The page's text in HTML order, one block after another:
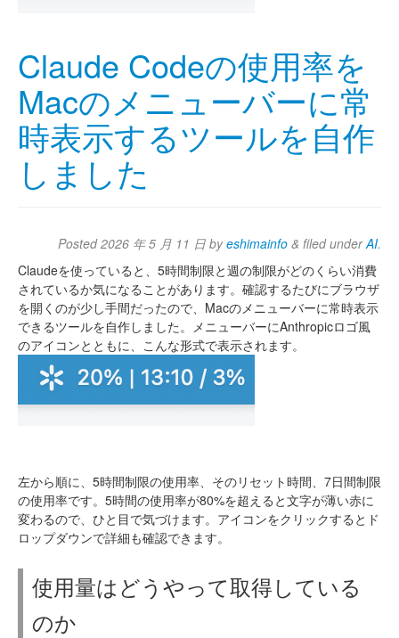
Claude Codeの使用率を
Macのメニューバーに常
時表示するツールを自作
しました
Posted2026 年 5 月 11 日 byeshimainfo & filed underAI.
Claudeを使っていると、5時間制限と週の制限がどのくらい消費
されているか気になることがあります。確認するたびにブラウザ
を開くのが少し手間だったので、Macのメニューバーに常時表示
できるツールを自作しました。メニューバーにAnthropicロゴ風
のアイコンとともに、こんな形式で表示されます。
左から順に、5時間制限の使用率、そのリセット時間、7日間制限
の使用率です。5時間の使用率が80%を超えると文字が薄い赤に
変わるので、ひと目で気づけます。アイコンをクリックするとド
ロップダウンで詳細も確認できます。
使用量はどうやって取得している
のか